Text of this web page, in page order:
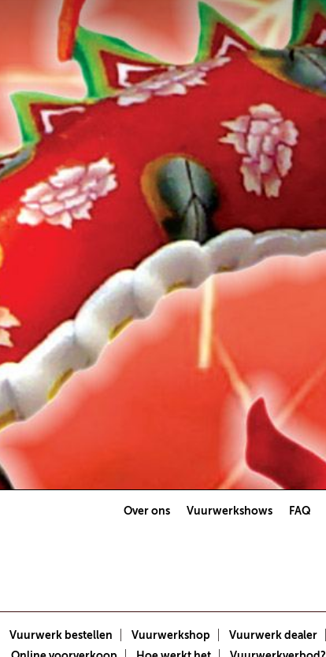
Over ons Vuurwerkshows FAQ
Vuurwerk bestellen Vuurwerkshop Vuurwerk dealer